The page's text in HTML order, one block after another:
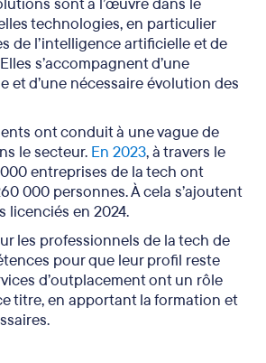
technologies, en particulier
de l’intelligence artificielle et de
s’accompagnent d’une
et d’une nécessaire évolution des
ont conduit à une vague de
le secteur. En 2023, à travers le
entreprises de la tech ont
000 personnes. À cela s’ajoutent
licenciés en 2024.
les professionnels de la tech de
pour que leur profil reste
d’outplacement ont un rôle
titre, en apportant la formation et